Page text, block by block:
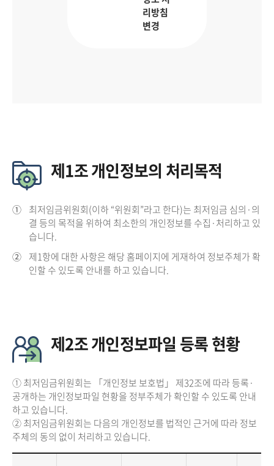
리방침
변경
제1조 개인정보의 처리목적
① 최저임금위원회(이하 “위원회”라고 한다)는 최저임금 심의·의
결 등의 목적을 위하여 최소한의 개인정보를 수집·처리하고 있
습니다.
② 제1항에 대한 사항은 해당 홈페이지에 게재하여 정보주체가 확
인할 수 있도록 안내를 하고 있습니다.
제2조 개인정보파일 등록 현황
① 최저임금위원회는 「개인정보 보호법」 제32조에 따라 등록·
공개하는 개인정보파일 현황을 정부주체가 확인할 수 있도록 안내
하고 있습니다.
② 최저임금위원회는 다음의 개인정보를 법적인 근거에 따라 정보
주체의 동의 없이 처리하고 있습니다.